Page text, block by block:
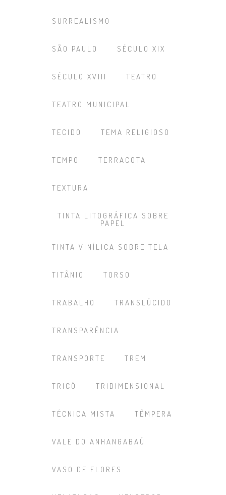
SURREALISMO
SÃO PAULO SÉCULO XIX
SÉCULO XVIII TEATRO
TEATRO MUNICIPAL
TECIDO TEMA RELIGIOSO
TEMPO TERRACOTA
TEXTURA
TINTA LITOGRÁFICA SOBRE
PAPEL
TINTA VINÍLICA SOBRE TELA
TITÂNIO TORSO
TRABALHO TRANSLÚCIDO
TRANSPARÊNCIA
TRANSPORTE TREM
TRICÔ TRIDIMENSIONAL
TÉCNICA MISTA TÊMPERA
VALE DO ANHANGABAÚ
VASO DE FLORES